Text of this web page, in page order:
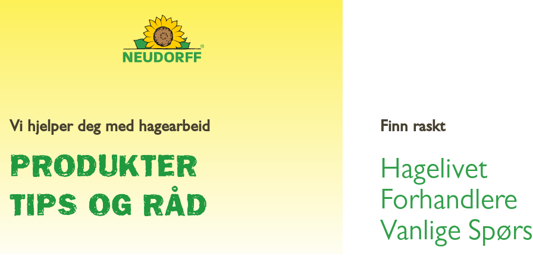
Finn raskt
Hagelivet
Forhandlere
Vanlige
Vi hjelper deg med hagearbeid
PRODUKTER
TIPS OG RÅD
VANLIGE
SPØRSMÅL